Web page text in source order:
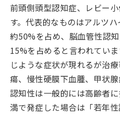
前頭側頭型認知症、レビー
す。代表的なものはアルツ
約50%を占め、脳血管性認
15%を占めると言われてい
じような症状が現れるが治
瘍、慢性硬膜下血腫、甲状腺
認知性は一般的には高齢者
満で発症した場合は「若年性